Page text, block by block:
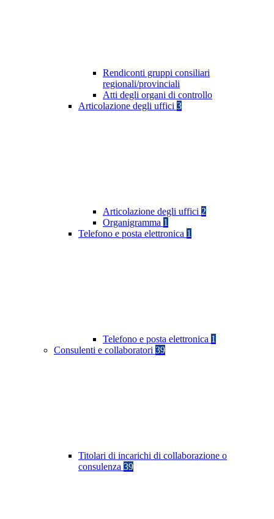
Rendiconti gruppi consiliari
regionali/provinciali
Atti degli organi di controllo
Articolazione degli uffici 3
Articolazione degli uffici 2
Organigramma 1
Telefono e posta elettronica 1
Telefono e posta elettronica 1
Consulenti e collaboratori 39
Titolari di incarichi di collaborazione o
consulenza 39